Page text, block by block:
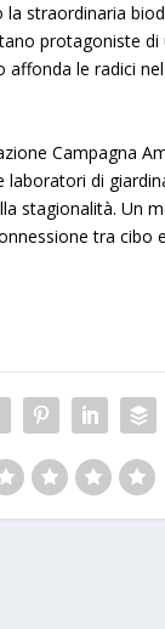
straordinaria
protagoniste
le radici
Campagna
di
stagionalità. Un
tra cibo